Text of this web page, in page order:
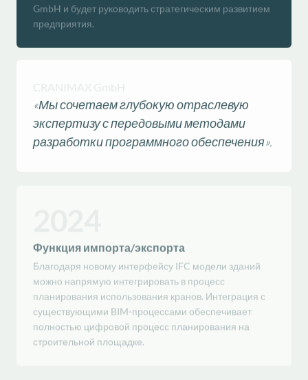
GmbH и будет руководить стратегическим развитием
предприятия.
CRANIMAX GmbH
«Мы сочетаем глубокую отраслевую
экспертизу с передовыми методами
разработки программного обеспечения».
Благодаря новому интерфейсу IFC модели зданий
можно напрямую интегрировать в процесс
планирования использования кранов. Интеграция с
существующими BIM-процессами обеспечивает
полностью цифровой процесс планирования на
строительной площадке.